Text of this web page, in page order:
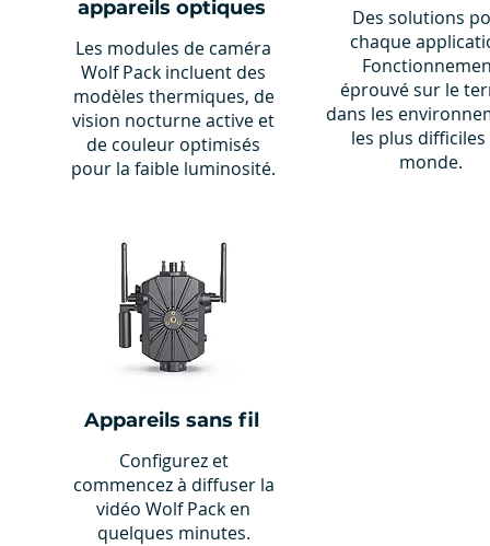
appareils optiques
Les modules de caméra
Wolf Pack incluent des
modèles thermiques, de
vision nocturne active et
de couleur optimisés
pour la faible luminosité.
Appareils sans fil
Configurez et
commencez à diffuser la
vidéo Wolf Pack en
quelques minutes.
Des solutions
chaque
éprouvé sur le
dans les
les plus difficiles
monde.